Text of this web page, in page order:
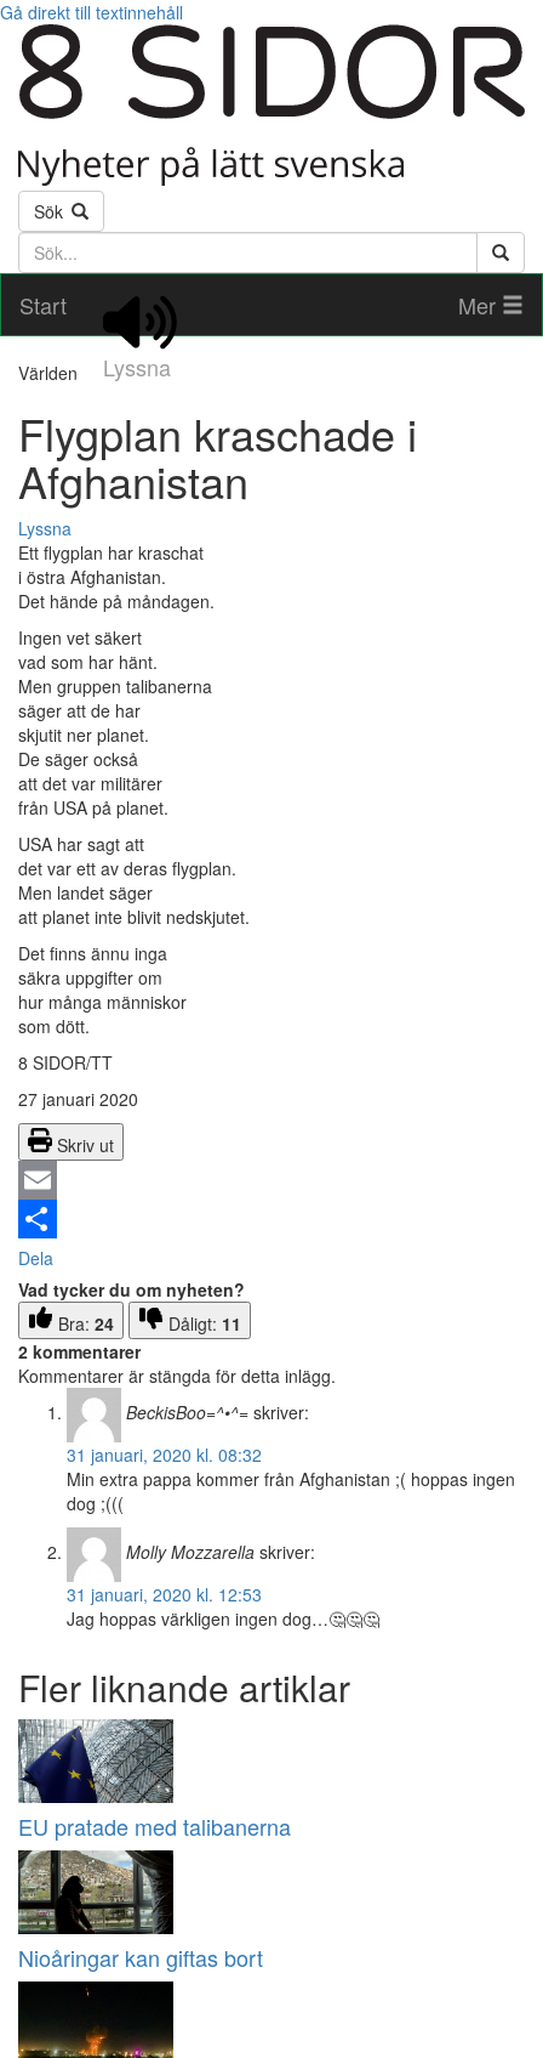
Gå direkt till textinnehåll
Sök
Söktext
Start
Lyssna
Mer
Världen
Flygplan kraschade i
Afghanistan
Lyssna
Ett flygplan har kraschat
i östra Afghanistan.
Det hände på måndagen.
Ingen vet säkert
vad som har hänt.
Men gruppen talibanerna
säger att de har
skjutit ner planet.
De säger också
att det var militärer
från USA på planet.
USA har sagt att
det var ett av deras flygplan.
Men landet säger
att planet inte blivit nedskjutet.
Det finns ännu inga
säkra uppgifter om
hur många människor
som dött.
8 SIDOR/TT
27 januari 2020
Skriv ut
Email
Dela
Vad tycker du om nyheten?
Bra: 24 Dåligt: 11
2 kommentarer
Kommentarer är stängda för detta inlägg.
BeckisBoo=^•^= skriver:
31 januari, 2020 kl. 08:32
Min extra pappa kommer från Afghanistan ;( hoppas ingen
dog ;(((
Molly Mozzarella skriver:
31 januari, 2020 kl. 12:53
Jag hoppas värkligen ingen dog…🤔🤔🤔
Fler liknande artiklar
EU pratade med talibanerna
Nioåringar kan giftas bort